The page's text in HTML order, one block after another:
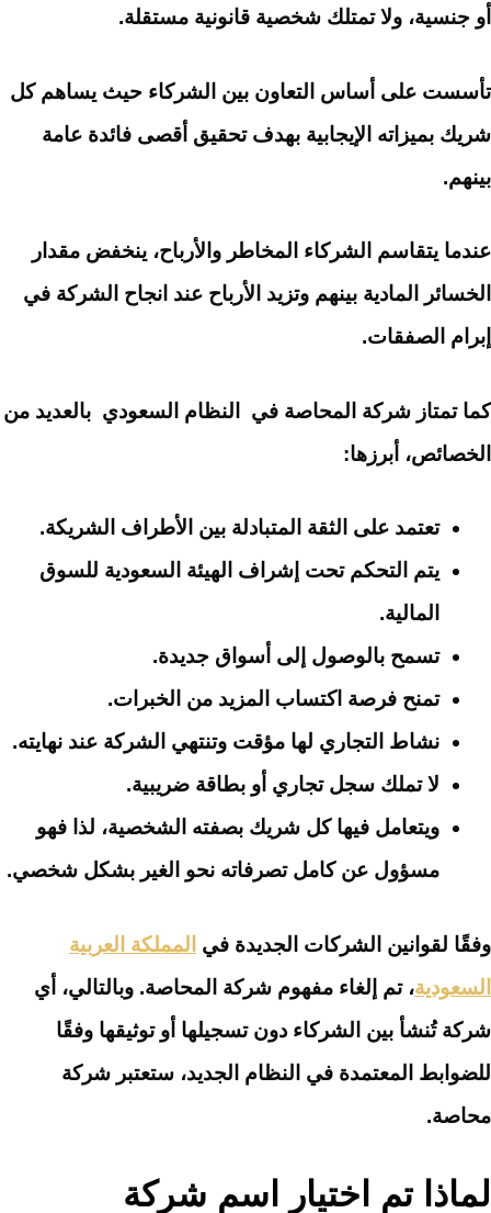
أو جنسية، ولا تمتلك شخصية قانونية مستقلة.
تأسست على أساس التعاون بين الشركاء حيث يساهم كل
شريك بميزاته الإيجابية بهدف تحقيق أقصى فائدة عامة
بينهم.
عندما يتقاسم الشركاء المخاطر والأرباح، ينخفض مقدار
الخسائر المادية بينهم وتزيد الأرباح عند انجاح الشركة في
إبرام الصفقات.
كما تمتاز شركة المحاصة في النظام السعودي بالعديد من
الخصائص، أبرزها:
تعتمد على الثقة المتبادلة بين الأطراف الشريكة.
يتم التحكم تحت إشراف الهيئة السعودية للسوق
المالية.
تسمح بالوصول إلى أسواق جديدة.
تمنح فرصة اكتساب المزيد من الخبرات.
نشاط التجاري لها مؤقت وتنتهي الشركة عند نهايته.
لا تملك سجل تجاري أو بطاقة ضريبية.
ويتعامل فيها كل شريك بصفته الشخصية، لذا فهو
مسؤول عن كامل تصرفاته نحو الغير بشكل شخصي.
وفقًا لقوانين الشركات الجديدة في المملكة العربية
السعودية، تم إلغاء مفهوم شركة المحاصة. وبالتالي، أي
شركة تُنشأ بين الشركاء دون تسجيلها أو توثيقها وفقًا
للضوابط المعتمدة في النظام الجديد، ستعتبر شركة
محاصة.
لماذا تم اختيار اسم شركة